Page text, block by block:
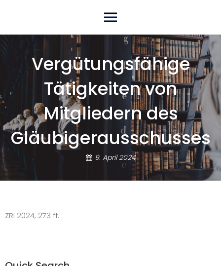
content
Vergütungsfähige
Tätigkeiten von
Mitgliedern des
Gläubigerausschusses
9. April 2024
ZRI 2024, 273 ff.